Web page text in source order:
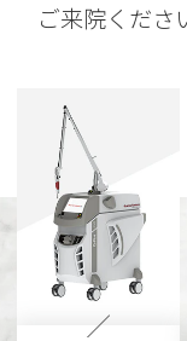
ご来院くださ